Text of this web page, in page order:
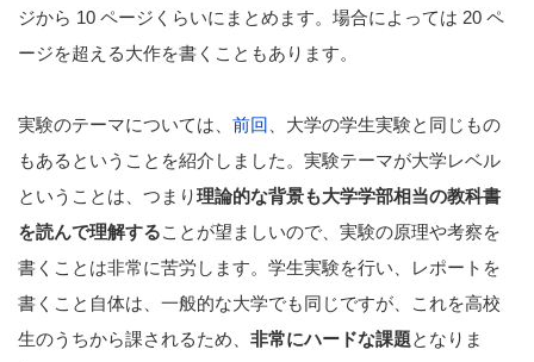
ジから 10 ページくらいにまとめます。場合によっては 20 ペ
ージを超える大作を書くこともあります。
実験のテーマについては、 前回 、大学の学生実験と同じもの
もあるということを紹介しました。実験テーマが大学レベル
ということは、つまり理論的な背景も大学学部相当の教科書
を読んで理解することが望ましいので、実験の原理や考察を
書くことは非常に苦労します。学生実験を行い、レポートを
書くこと自体は、一般的な大学でも同じですが、これを高校
生のうちから課されるため、 非常にハードな課題となりま